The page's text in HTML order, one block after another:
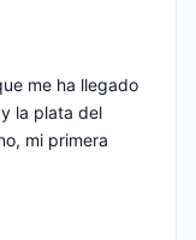
me ha llegado
la plata del
mi primera